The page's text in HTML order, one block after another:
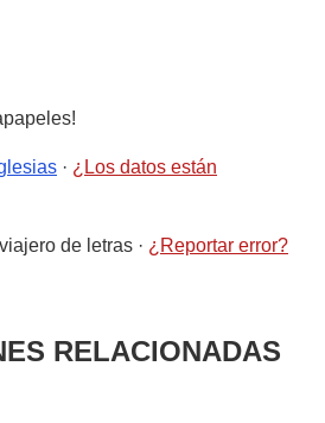
· ¿Los datos están
de letras · ¿Reportar error?
RELACIONADAS